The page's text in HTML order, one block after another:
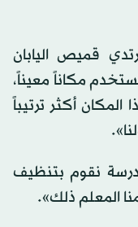
20 عاماً، ويرتدي قميص اليابان
مكاناً معيناً،
أكثر ترتيباً
نقوم بتنظيف
المعلم ذلك».